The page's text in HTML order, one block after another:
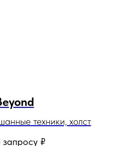
техники, холст
₽